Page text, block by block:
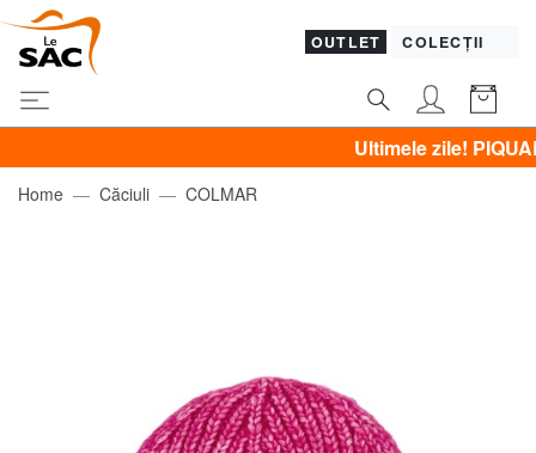
OUTLET COLECȚII
Ultimele zile! PIQUADRO,
Home Căciuli COLMAR